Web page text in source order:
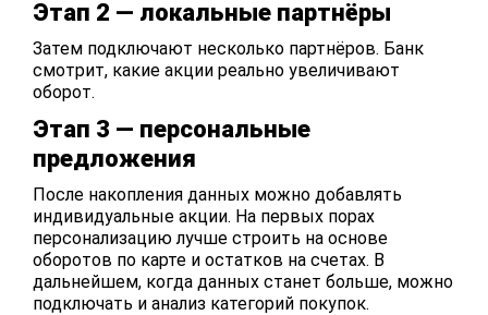
Этап 2 — локальные партнёры
Затем подключают несколько партнёров. Банк
смотрит, какие акции реально увеличивают
оборот.
Этап 3 — персональные
предложения
После накопления данных можно добавлять
индивидуальные акции. На первых порах
персонализацию лучше строить на основе
оборотов по карте и остатков на счетах. В
дальнейшем, когда данных станет больше, можно
подключать и анализ категорий покупок.